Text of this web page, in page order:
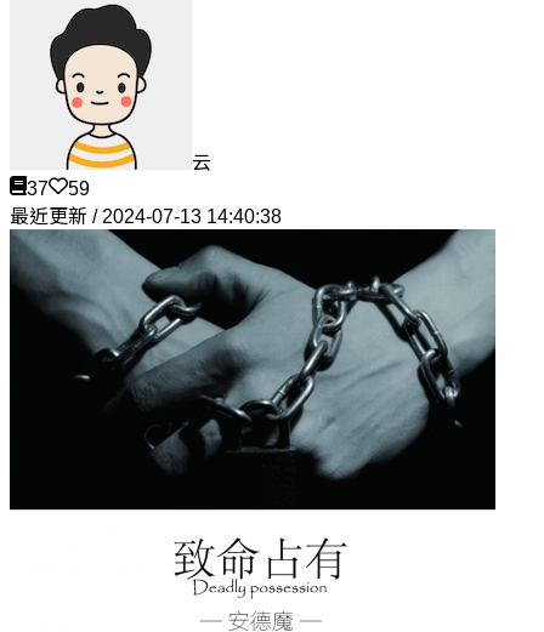
云
37
59
最近更新 / 2024-07-13 14:40:38